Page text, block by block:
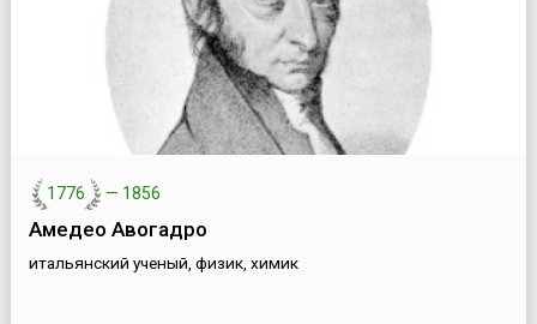
1776 — 1856
Амедео Авогадро
итальянский ученый, физик, химик